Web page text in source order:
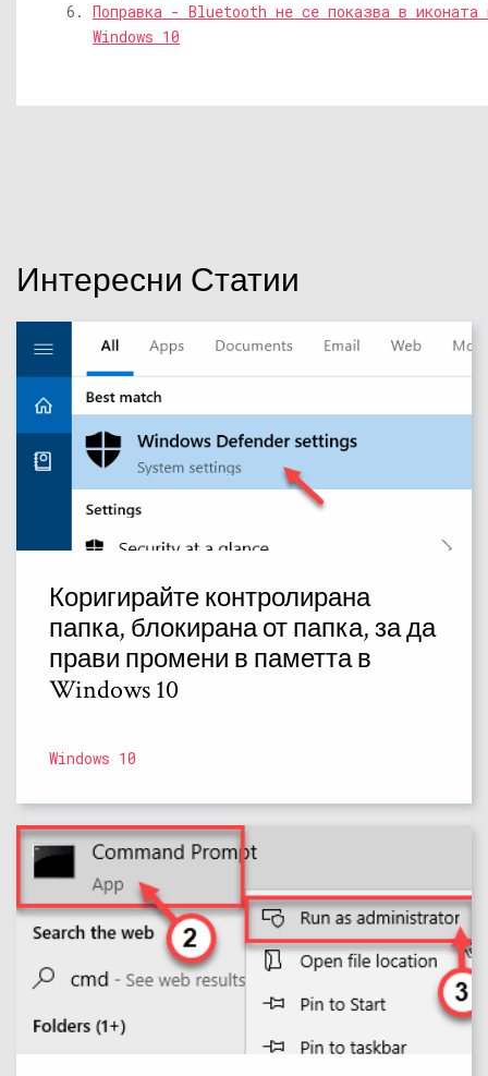
Поправка - Bluetooth не се показва в иконата
Windows 10
Интересни Статии
Коригирайте контролирана
папка, блокирана от папка, за да
прави промени в паметта в
Windows 10
Windows 10